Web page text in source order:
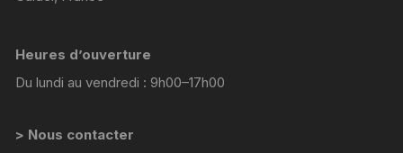
Heures d’ouverture
Du lundi au vendredi : 9h00–17h00
> Nous contacter